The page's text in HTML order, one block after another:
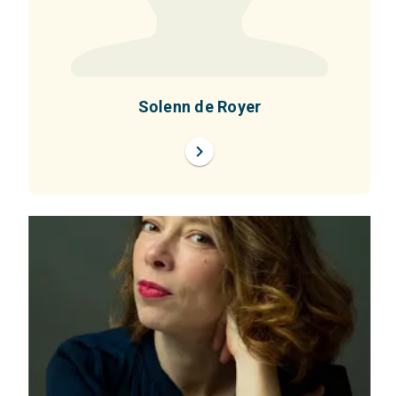
Solenn de Royer
chevron_right